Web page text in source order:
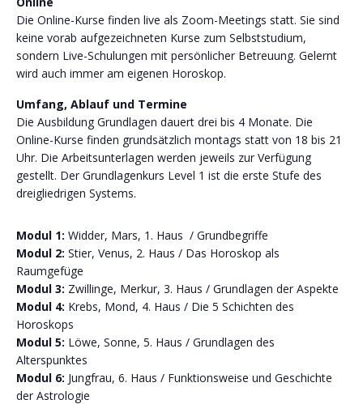
Die Online-Kurse finden live als Zoom-Meetings statt. Sie sind
keine vorab aufgezeichneten Kurse zum Selbststudium,
sondern Live-Schulungen mit persönlicher Betreuung. Gelernt
wird auch immer am eigenen Horoskop.
Umfang, Ablauf und Termine
Die Ausbildung Grundlagen dauert drei bis 4 Monate. Die
Online-Kurse finden grundsätzlich montags statt von 18 bis 21
Uhr. Die Arbeitsunterlagen werden jeweils zur Verfügung
gestellt. Der Grundlagenkurs Level 1 ist die erste Stufe des
dreigliedrigen Systems.
Modul 1: Widder, Mars, 1. Haus / Grundbegriffe
Modul 2: Stier, Venus, 2. Haus / Das Horoskop als
Raumgefüge
Modul 3: Zwillinge, Merkur, 3. Haus / Grundlagen der Aspekte
Modul 4: Krebs, Mond, 4. Haus / Die 5 Schichten des
Horoskops
Modul 5: Löwe, Sonne, 5. Haus / Grundlagen des
Alterspunktes
Modul 6: Jungfrau, 6. Haus / Funktionsweise und Geschichte
der Astrologie